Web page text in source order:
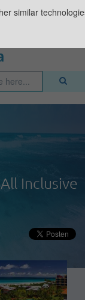
Inclusive
similar